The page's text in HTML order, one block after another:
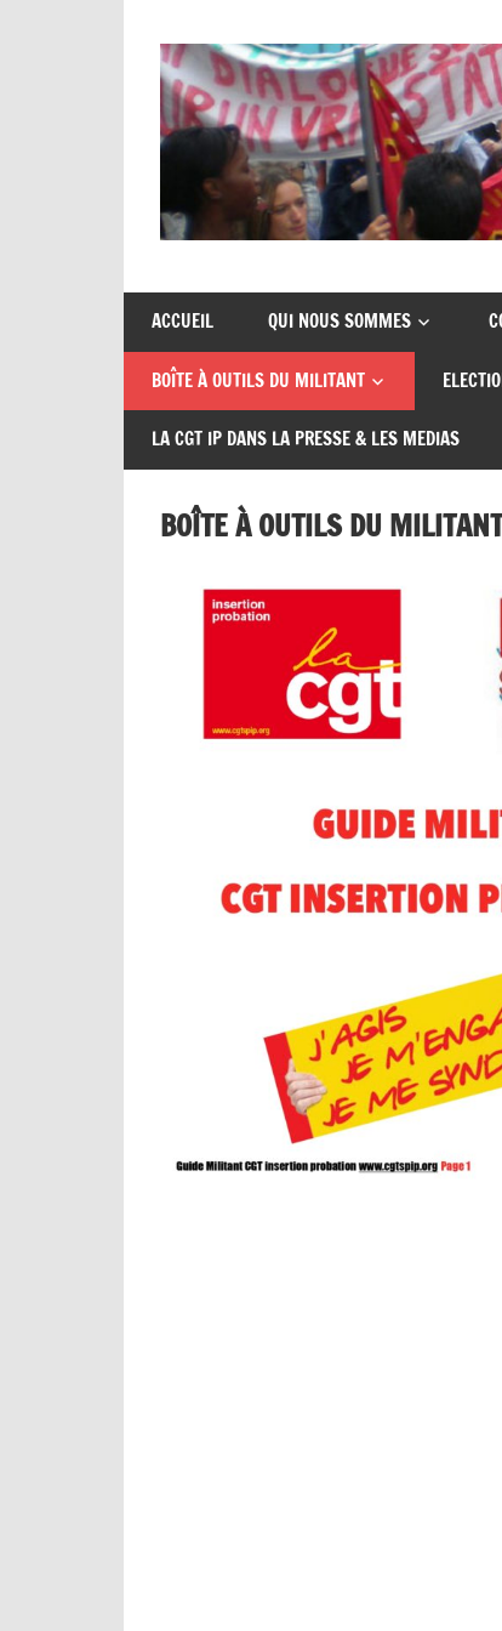
CGT
insertion
probation
de
syndicats
CGT
insertion
probation
ACCUEIL QUI NOUS SOMMES
BOÎTE À OUTILS DU MILITANT
LA CGT IP DANS LA PRESSE & LES MEDIAS
BOÎTE À OUTILS DU MILITANT